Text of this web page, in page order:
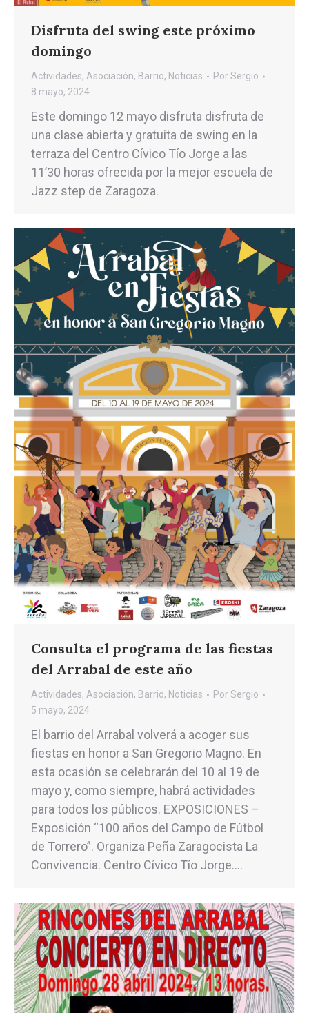
Disfruta del swing este próximo
domingo
Actividades, Asociación, Barrio, Noticias PorSergio
8 mayo, 2024
Este domingo 12 mayo disfruta disfruta de
una clase abierta y gratuita de swing en la
terraza del Centro Cívico Tío Jorge a las
11’30 horas ofrecida por la mejor escuela de
Jazz step de Zaragoza.
Consulta el programa de las fiestas
del Arrabal de este año
Actividades, Asociación, Barrio, Noticias PorSergio
5 mayo, 2024
El barrio del Arrabal volverá a acoger sus
fiestas en honor a San Gregorio Magno. En
esta ocasión se celebrarán del 10 al 19 de
mayo y, como siempre, habrá actividades
para todos los públicos. EXPOSICIONES –
Exposición “100 años del Campo de Fútbol
de Torrero”. Organiza Peña Zaragocista La
Convivencia. Centro Cívico Tío Jorge.…